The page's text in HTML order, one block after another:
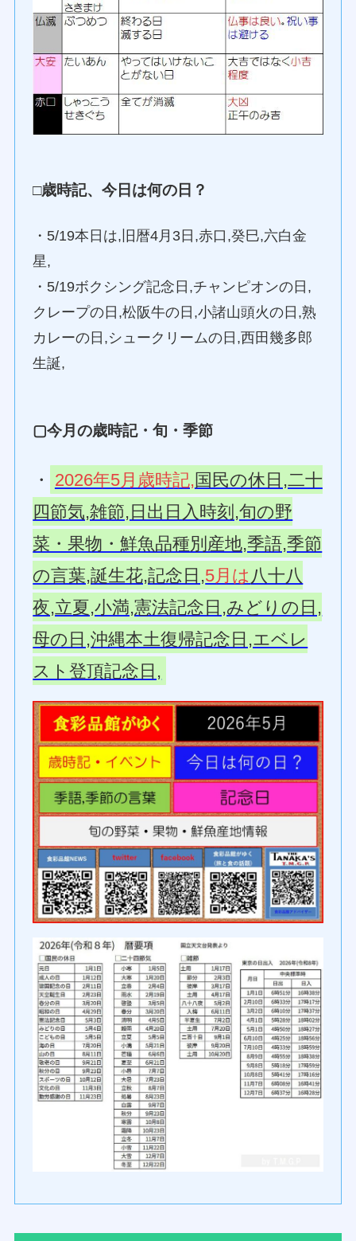
□歳時記、今日は何の日？
・5/19本日は,旧暦4月3日,赤口,癸巳,六白金
星,
・5/19ボクシング記念日,チャンピオンの日,
クレープの日,松阪牛の日,小諸山頭火の日,熟
カレーの日,シュークリームの日,西田幾多郎
生誕,
▢今月の歳時記・旬・季節
・ 2026年5月歳時記,国民の休日,二十
四節気,雑節,日出日入時刻,旬の野
菜・果物・鮮魚品種別産地,季語,季節
の言葉,誕生花,記念日,5月は 八十八
夜,立夏,小満,憲法記念日,みどりの日,
母の日,沖縄本土復帰記念日,エベレ
スト登頂記念日,